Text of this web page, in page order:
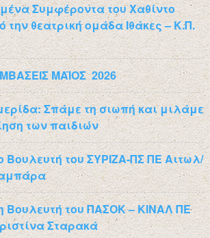
Συμφέροντα του Χαθίντο
θεατρική ομάδα Ιθάκες – Κ.Π.
ΜΑΪΟΣ 2026
Σπάμε τη σιωπή και μιλάμε
των παιδιών
Βουλευτή του ΣΥΡΙΖΑ-ΠΣ ΠΕ Αιτωλ/
Βουλευτή του ΠΑΣΟΚ – ΚΙΝΑΛ ΠΕ
Σταρακά